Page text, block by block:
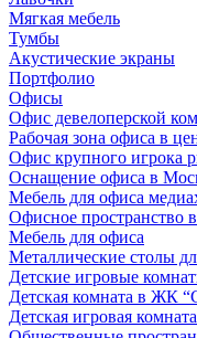
Мягкая мебель
Тумбы
Акустические экраны
Портфолио
Офисы
Офис девелоперской
Рабочая зона офиса в
Офис крупного игрока
Оснащение офиса в
Мебель для офиса
Офисное пространство
Мебель для офиса
Металлические столы
Детские игровые
Детская комната в ЖК
Детская игровая